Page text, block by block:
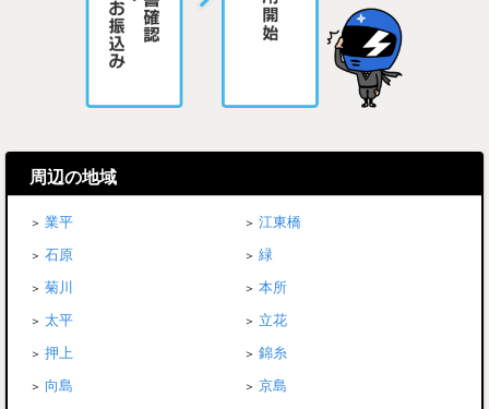
周辺の地域
業平
江東橋
石原
緑
菊川
本所
太平
立花
押上
錦糸
向島
京島